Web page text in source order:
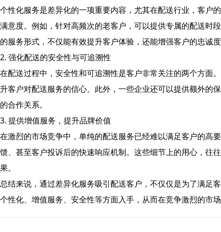
个性化服务是差异化的一项重要内容，尤其在配送行业，客户
满意度。例如，针对高频次的老客户，可以提供专属的配送时
的服务形式，不仅能有效提升客户体验，还能增强客户的忠诚
2. 强化配送的安全性与可追溯性
在配送过程中，安全性和可追溯性是客户非常关注的两个方面
升客户对配送服务的信心。此外，一些企业还可以提供额外的
的合作关系。
3. 提供增值服务，提升品牌价值
在激烈的市场竞争中，单纯的配送服务已经难以满足客户的高
馈、甚至客户投诉后的快速响应机制。这些细节上的用心，往
果。
总结来说，通过差异化服务吸引配送客户，不仅仅是为了满足
个性化、增值服务、安全性等方面入手，从而在竞争激烈的市